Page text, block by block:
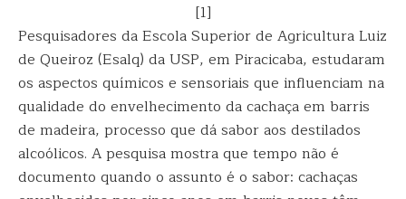
[1]
Pesquisadores da Escola Superior de Agricultura Luiz
de Queiroz (Esalq) da USP, em Piracicaba, estudaram
os aspectos químicos e sensoriais que influenciam na
qualidade do envelhecimento da cachaça em barris
de madeira, processo que dá sabor aos destilados
alcoólicos. A pesquisa mostra que tempo não é
documento quando o assunto é o sabor: cachaças